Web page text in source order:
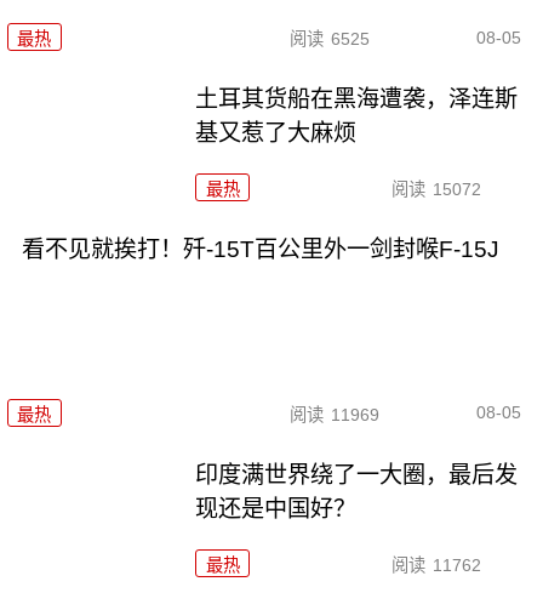
最热 阅读 6525 08-05
土耳其货船在黑海遭袭，泽连斯
基又惹了大麻烦
最热 阅读 15072
看不见就挨打！歼-15T百公里外一剑封喉F-15J
最热 阅读 11969 08-05
印度满世界绕了一大圈，最后发
现还是中国好？
最热 阅读 11762